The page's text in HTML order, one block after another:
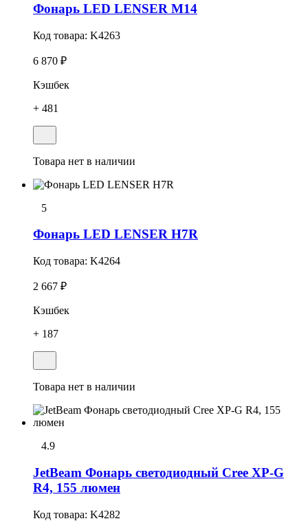
Фонарь LED LENSER M14
Код товара: K4263
6 870 ₽
Кэшбек
+ 481
Товара нет в наличии
5
Фонарь LED LENSER H7R
Код товара: K4264
2 667 ₽
Кэшбек
+ 187
Товара нет в наличии
4.9
JetBeam Фонарь светодиодный Cree XP-G
R4, 155 люмен
Код товара: K4282